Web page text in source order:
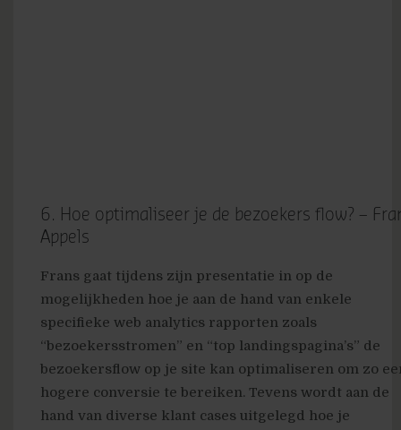
6. Hoe optimaliseer je de bezoekers flow? –
Appels
Frans gaat tijdens zijn presentatie in op de
mogelijkheden hoe je aan de hand van enkele
specifieke web analytics rapporten zoals
“bezoekersstromen” en “top landingspagina’s” de
bezoekersflow op je site kan optimaliseren om zo
hogere conversie te bereiken. Tevens wordt aan de
hand van diverse klant cases uitgelegd hoe je